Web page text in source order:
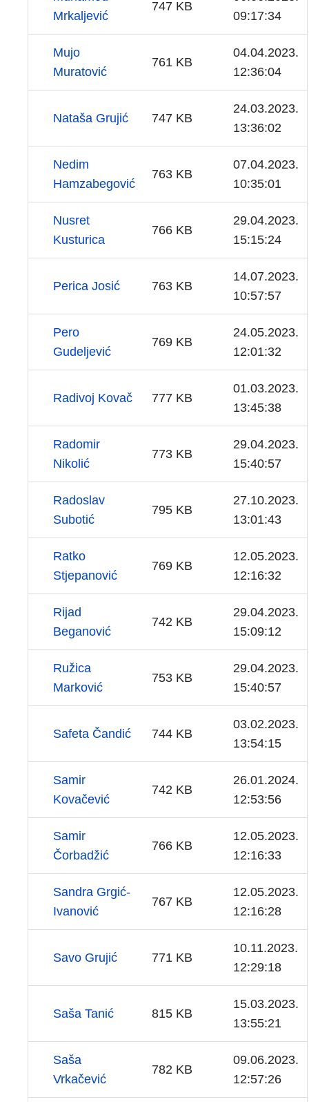
Mrkaljević
747 KB
09:17:34
Mujo
Muratović
761 KB
04.04.2023.
12:36:04
Nataša Grujić 747 KB
24.03.2023.
13:36:02
Nedim
Hamzabegović
763 KB
07.04.2023.
10:35:01
Nusret
Kusturica
766 KB
29.04.2023.
15:15:24
Perica Josić 763 KB
14.07.2023.
10:57:57
Pero
Gudeljević
769 KB
24.05.2023.
12:01:32
Radivoj Kovač 777 KB
01.03.2023.
13:45:38
Radomir
Nikolić
773 KB
29.04.2023.
15:40:57
Radoslav
Subotić
795 KB
27.10.2023.
13:01:43
Ratko
Stjepanović
769 KB
12.05.2023.
12:16:32
Rijad
Beganović
742 KB
29.04.2023.
15:09:12
Ružica
Marković
753 KB
29.04.2023.
15:40:57
Safeta Čandić 744 KB
03.02.2023.
13:54:15
Samir
Kovačević
742 KB
26.01.2024.
12:53:56
Samir
Čorbadžić
766 KB
12.05.2023.
12:16:33
Sandra Grgić-
Ivanović
767 KB
12.05.2023.
12:16:28
Savo Grujić 771 KB
10.11.2023.
12:29:18
Saša Tanić 815 KB
15.03.2023.
13:55:21
Saša
Vrkačević
782 KB
09.06.2023.
12:57:26